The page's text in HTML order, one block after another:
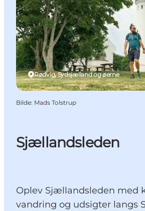
Aktiviteter
Overnatting
Planlegg reisen
Sjællandsleden
Oplev Sjællandsleden med
vandring og udsigter langs
Rødvig, Sydsjælland og øerne
Bilde: Mads Tolstrup